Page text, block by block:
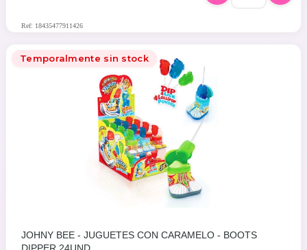
Ref: 18435477911426
Temporalmente sin stock
JOHNY BEE - JUGUETES CON CARAMELO - BOOTS